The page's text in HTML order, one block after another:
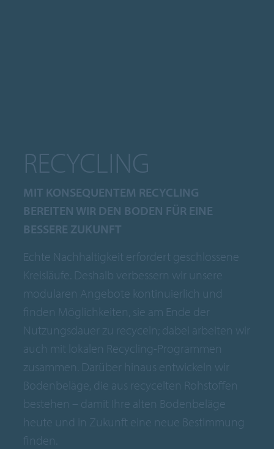
RECYCLING
MIT KONSEQUENTEM RECYCLING
BEREITEN WIR DEN BODEN FÜR EINE
BESSERE ZUKUNFT
Echte Nachhaltigkeit erfordert geschlossene
Kreisläufe. Deshalb verbessern wir unsere
modularen Angebote kontinuierlich und
finden Möglichkeiten, sie am Ende der
Nutzungsdauer zu recyceln; dabei arbeiten wir
auch mit lokalen Recycling-Programmen
zusammen. Darüber hinaus entwickeln wir
Bodenbeläge, die aus recycelten Rohstoffen
bestehen – damit Ihre alten Bodenbeläge
heute und in Zukunft eine neue Bestimmung
finden.